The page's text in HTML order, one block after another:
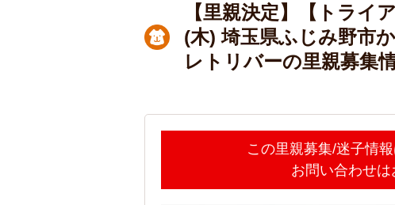
【里親決定】【トライ
(木) 埼玉県ふじみ野市
レトリバーの里親募集
この里親募集/迷子情
お問い合わせは